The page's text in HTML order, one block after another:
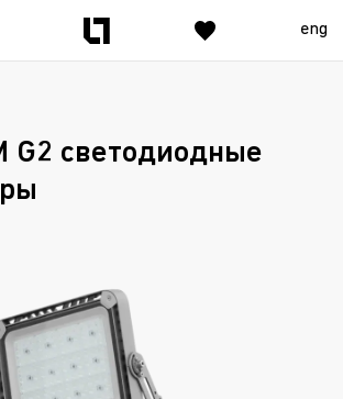
eng
G2 светодиодные